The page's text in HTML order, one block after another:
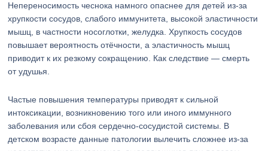
Непереносимость чеснока намного опаснее для детей из-за
хрупкости сосудов, слабого иммунитета, высокой эластичности
мышц, в частности носоглотки, желудка. Хрупкость сосудов
повышает вероятность отёчности, а эластичность мышц
приводит к их резкому сокращению. Как следствие — смерть
от удушья.
Частые повышения температуры приводят к сильной
интоксикации, возникновению того или иного иммунного
заболевания или сбоя сердечно-сосудистой системы. В
детском возрасте данные патологии вылечить сложнее из-за